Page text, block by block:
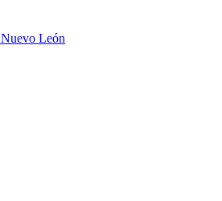
Nuevo León